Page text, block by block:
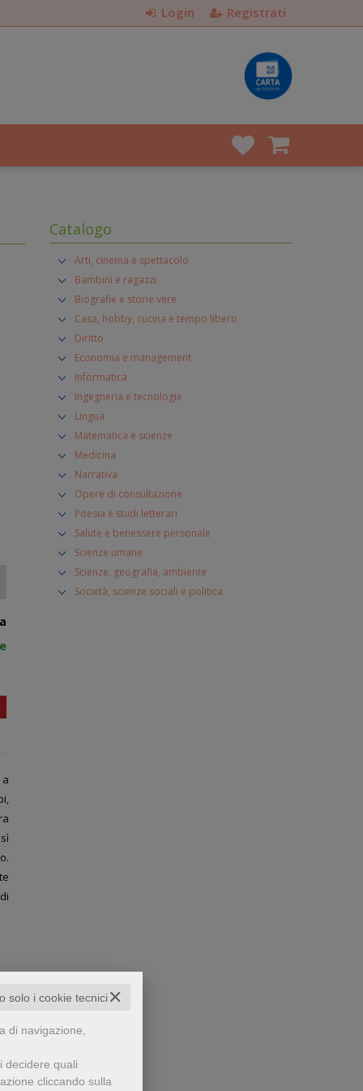
✕
solo i cookie tecnici
di navigazione,
decidere quali
cliccando sulla
Login Registrati
Catalogo
Arti, cinema e spettacolo
Bambini e ragazzi
Biografie e storie vere
Casa, hobby, cucina e tempo libero
Diritto
Economia e management
Informatica
Ingegneria e tecnologie
Lingua
Matematica e scienze
Medicina
Narrativa
Opere di consultazione
Poesia e studi letterari
Salute e benessere personale
Scienze umane
Scienze, geografia, ambiente
Società, scienze sociali e politica